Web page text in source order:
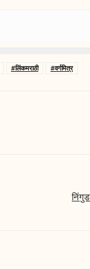
#लिंकमराठी #वर्गमित्र